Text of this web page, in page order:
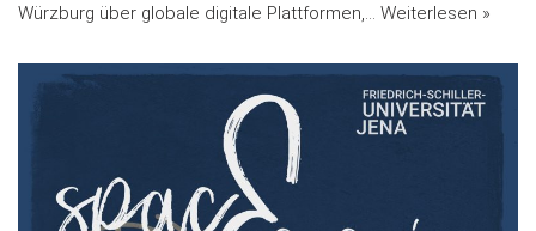
Würzburg über globale digitale Plattformen,… Weiterlesen »